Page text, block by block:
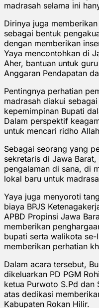
madrasah selama ini
Dirinya juga
sebagai bentuk
dengan memberikan
Yaya mencontohkan di
Aher, bantuan untuk
Anggaran Pendapatan
Pentingnya perhatian
madrasah diakui
kepemimpinan Bupati
Dalam perspektif
untuk mencari ridho
Sebagai seorang yang
sekretaris di Jawa
pengalaman di sana, di
lokal baru untuk
Yaya juga menyoroti
biaya BPJS
APBD Propinsi Jawa
memberikan
bupati serta walikota
memberikan perhatian
Dalam acara tersebut,
dikeluarkan PD PGM
ketua Purwoto S.Pd dan
atas dedikasi
Kabupaten Rokan Hilir.